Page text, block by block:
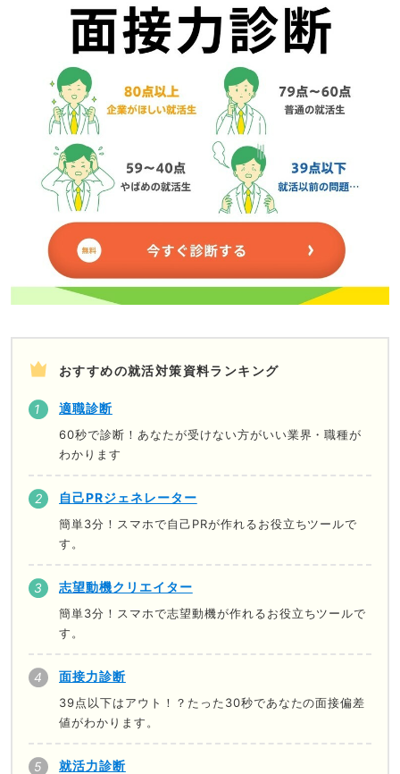
おすすめの就活対策資料ランキング
適職診断
60秒で診断！あなたが受けない方がいい業界・職種が
わかります
自己PRジェネレーター
簡単3分！スマホで自己PRが作れるお役立ちツールで
す。
志望動機クリエイター
簡単3分！スマホで志望動機が作れるお役立ちツールで
す。
面接力診断
39点以下はアウト！？たった30秒であなたの面接偏差
値がわかります。
就活力診断